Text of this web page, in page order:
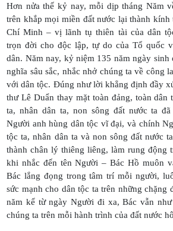
Hơn nửa thế kỷ nay, mỗi dịp tháng Năm
trên khắp mọi miền đất nước lại thành
Chí Minh – vị lãnh tụ thiên tài của dân
trọn đời cho độc lập, tự do của Tổ quốc
dân. Năm nay, kỷ niệm 135 năm ngày
nghĩa sâu sắc, nhắc nhở chúng ta về công
với dân tộc. Đúng như lời khẳng định đầy
thư Lê Duẩn thay mặt toàn đảng, toàn dân
ta, nhân dân ta, non sông đất nước ta
Người anh hùng dân tộc vĩ đại, và chính
tộc ta, nhân dân ta và non sông đất nước
thành chân lý thiêng liêng, làm rung động
khi nhắc đến tên Người – Bác Hồ muôn
Bác lắng đọng trong tâm trí mỗi người,
sức mạnh cho dân tộc ta trên những chặng
năm kể từ ngày Người đi xa, Bác vẫn
chúng ta trên mỗi hành trình của đất nước